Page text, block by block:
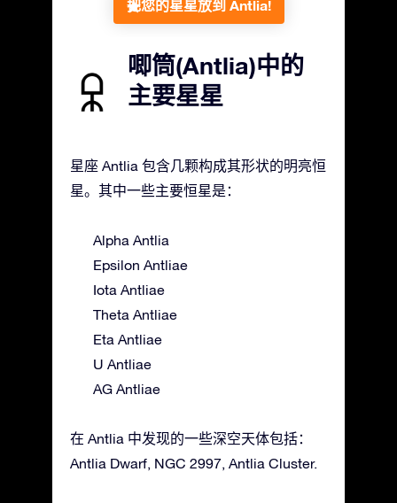
把您的星星放到 Antlia!
唧筒(Antlia)中的
主要星星
星座 Antlia 包含几颗构成其形状的明亮恒
星。其中一些主要恒星是：
Alpha Antlia
Epsilon Antliae
Iota Antliae
Theta Antliae
Eta Antliae
U Antliae
AG Antliae
在 Antlia 中发现的一些深空天体包括：
Antlia Dwarf, NGC 2997, Antlia Cluster.